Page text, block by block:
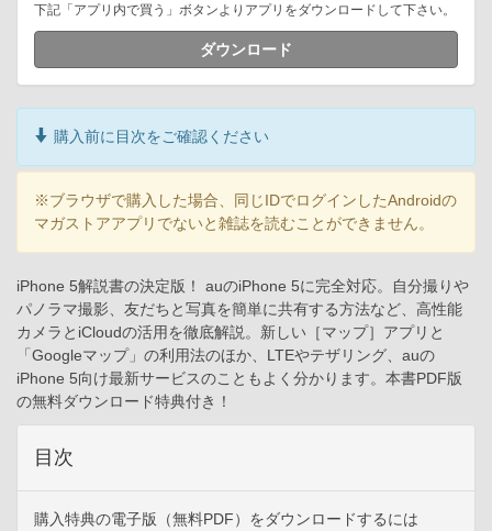
下記「アプリ内で買う」ボタンよりアプリをダウンロードして下さい。
ダウンロード
購入前に目次をご確認ください
※ブラウザで購入した場合、同じIDでログインしたAndroidの
マガストアアプリでないと雑誌を読むことができません。
iPhone 5解説書の決定版！ auのiPhone 5に完全対応。自分撮りや
パノラマ撮影、友だちと写真を簡単に共有する方法など、高性能
カメラとiCloudの活用を徹底解説。新しい［マップ］アプリと
「Googleマップ」の利用法のほか、LTEやテザリング、auの
iPhone 5向け最新サービスのこともよく分かります。本書PDF版
の無料ダウンロード特典付き！
目次
購入特典の電子版（無料PDF）をダウンロードするには